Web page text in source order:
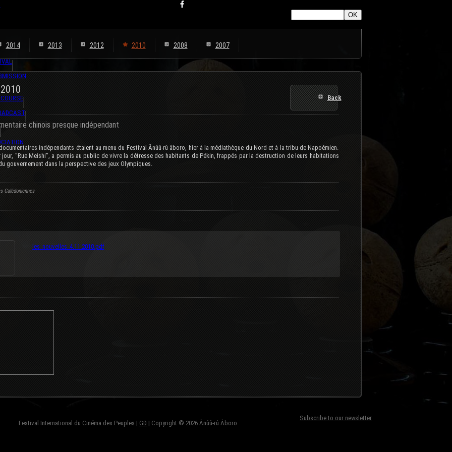
2014 2013 2012 2010 2008 2007
Back
chinois presque indépendant
indépendants étaient au menu du Festival Ânûû-rû âboro, hier à la médiathèque du Nord et à la tribu de Napoémien.
jour, "Rue Meishi", a permis au public de vivre la détresse des habitants de Pékin, frappés par la destruction de leurs habitations
gouvernement dans la perspective des jeux Olympiques.
Calédoniennes
les_nouvelles_4.11.2010.pdf
Festival International du Cinéma des Peuples | GD | Copyright © 2026 Ânûû-rû Âboro
Subscribe to our newsletter